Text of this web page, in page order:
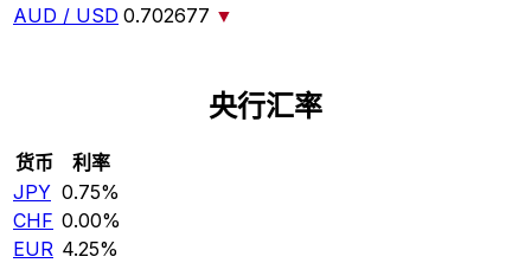
AUD / USD 0.702677 ▼
央行汇率
货币
利率
JPY 0.75%
CHF 0.00%
EUR 4.25%